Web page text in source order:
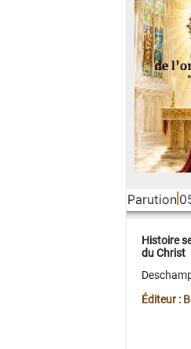
Parution
Histoire
du Christ
Éditeur :